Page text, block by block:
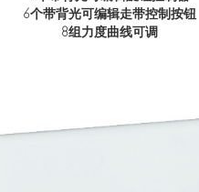
6个带背光可编辑走带控制按钮
8组力度曲线可调